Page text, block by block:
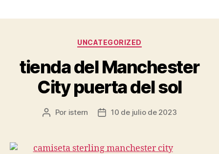
Categorías
UNCATEGORIZED
tienda del Manchester
City puerta del sol
Autor
entrada
Por istern
Fecha
entrada
10 de julio de 2023